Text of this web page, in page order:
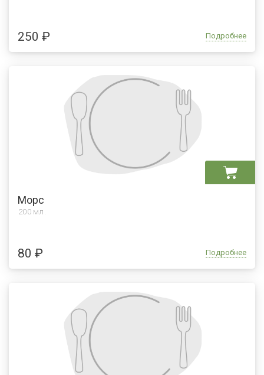
250 ₽ Подробнее
Морс
200 мл.
80 ₽ Подробнее